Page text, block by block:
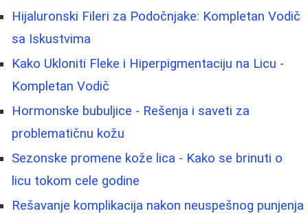
Hijaluronski Fileri za Podočnjake: Kompletan Vodič
sa Iskustvima
Kako Ukloniti Fleke i Hiperpigmentaciju na Licu -
Kompletan Vodič
Hormonske bubuljice - Rešenja i saveti za
problematičnu kožu
Sezonske promene kože lica - Kako se brinuti o
licu tokom cele godine
Rešavanje komplikacija nakon neuspešnog punjenja